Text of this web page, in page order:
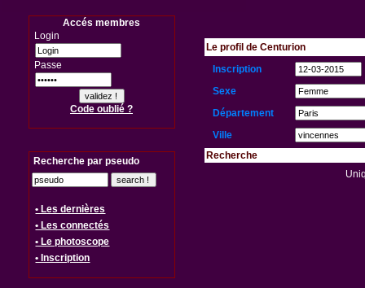
Accés membres
Login
Passe
Code oublié ?
Recherche par pseudo
• Les dernières
• Les connectés
• Le photoscope
• Inscription
Le profil de Centurion
Inscription
Sexe
Département
Ville
Recherche